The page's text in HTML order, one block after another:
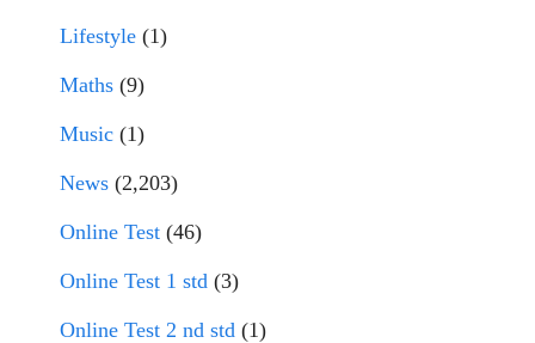
Lifestyle (1)
Maths (9)
Music (1)
News (2,203)
Online Test (46)
Online Test 1 std (3)
Online Test 2 nd std (1)